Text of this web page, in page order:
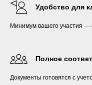
Удобство для
Минимум вашего участия —
Полное
Документы готовятся с